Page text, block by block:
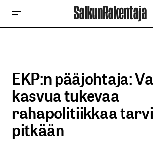
EKP:n pääjohtaja:
kasvua tukevaa
rahapolitiikkaa
pitkään